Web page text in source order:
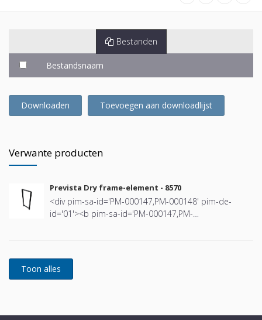
Bestanden
Bestandsnaam
Downloaden Toevoegen aan downloadlijst
Verwante producten
Prevista Dry frame-element - 8570
<div pim-sa-id='PM-000147,PM-000148' pim-de-
id='01'><b pim-sa-id='PM-000147,PM-
sa-id='PM-000145' pim-de-id='02'></div><div
style='margin-left:10px' pim-sa-id='PM-000123' pim-